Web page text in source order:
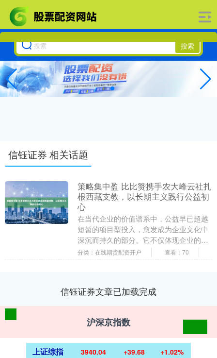
搜索
信钰证券 相关话题
策略集中盈 比比赞携手农大峰云社扎
根西藏支教，以长期主义践行公益初
心
在当代企业的价值谱系中，公益早已超越
短暂的项目型投入，愈发成为企业文化中
深沉而持久的部分。它不仅体现企业的社
会责任，更关乎其是否具备可持续的温暖
分类：在线期货配资开户 查看：70
信钰证券文章已加载完成
沪深京指数
上证综指 3940.04 +39.68 +1.02%